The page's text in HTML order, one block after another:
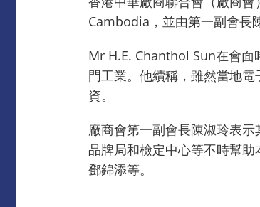
Cambodia，並由第一副會長
Mr H.E. Chanthol Sun在會面
門工業。他續稱，雖然當地
資。
廠商會第一副會長陳淑玲表
品牌局和檢定中心等不時幫
鄧錦添等。